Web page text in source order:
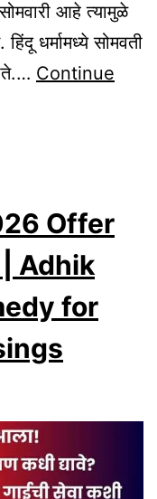
आहे त्यामुळे
धर्मामध्ये सोमवती
Continue
Offer
Adhik
for